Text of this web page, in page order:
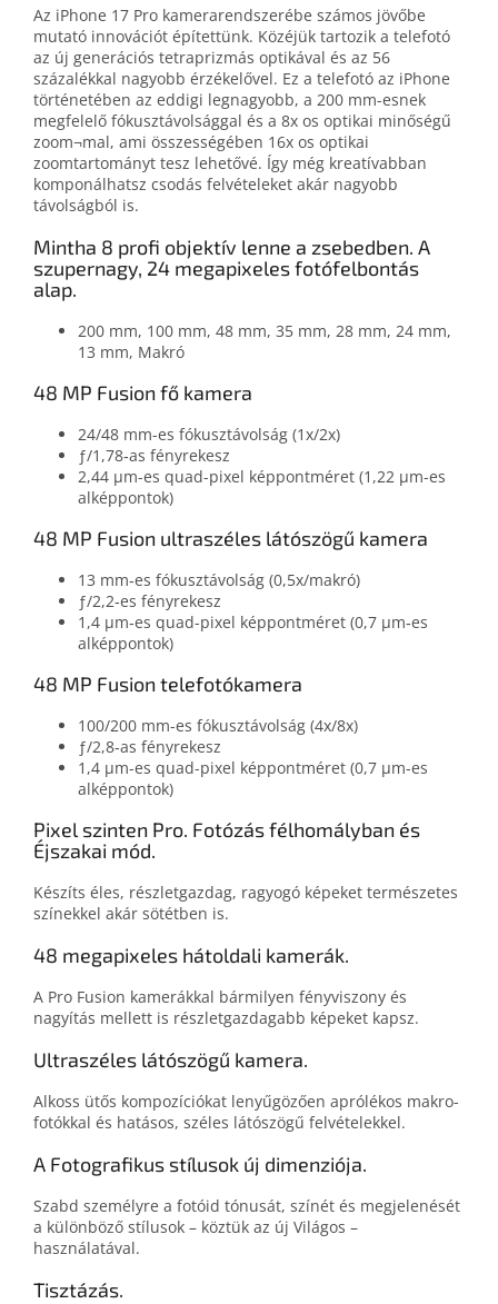
Az iPhone 17 Pro kamerarendszerébe számos jövőbe
mutató innovációt építettünk. Közéjük tartozik a telefotó
az új generációs tetraprizmás optikával és az 56
százalékkal nagyobb érzékelővel. Ez a telefotó az iPhone
történetében az eddigi legnagyobb, a 200 mm-esnek
megfelelő fókusztávolsággal és a 8x os optikai minőségű
zoom¬mal, ami összességében 16x os optikai
zoomtartományt tesz lehetővé. Így még kreatívabban
komponálhatsz csodás felvételeket akár nagyobb
távolságból is.
Mintha 8 profi objektív lenne a zsebedben. A
szupernagy, 24 megapixeles fotófelbontás
alap.
200 mm, 100 mm, 48 mm, 35 mm, 28 mm, 24 mm,
13 mm, Makró
48 MP Fusion fő kamera
24/48 mm-es fókusztávolság (1x/2x)
ƒ/1,78‑as fényrekesz
2,44 μm-es quad-pixel képpontméret (1,22 μm-es
alképpontok)
48 MP Fusion ultraszéles látószögű kamera
13 mm‑es fókusztávolság (0,5x/makró)
ƒ/2,2‑es fényrekesz
1,4 μm‑es quad-pixel képpontméret (0,7 μm‑es
alképpontok)
48 MP Fusion telefotókamera
100/200 mm-es fókusztávolság (4x/8x)
ƒ/2,8‑as fényrekesz
1,4 μm-es quad-pixel képpontméret (0,7 μm-es
alképpontok)
Pixel szinten Pro. Fotózás félhomályban és
Éjszakai mód.
Készíts éles, részlet­gazdag, ragyogó képeket természetes
színek­kel akár sötétben is.
48 megapixeles hátoldali kamerák.
A Pro Fusion kamerákkal bármilyen fény­viszony és
nagyítás mellett is részlet­gazdagabb képeket kapsz.
Ultraszéles látószögű kamera.
Alkoss ütős kompo­zíció­kat lenyűgö­zően aprólékos makro­
fotókkal és hatásos, széles látó­szögű felvételekkel.
A Fotografikus stílusok új dimenziója.
Szabd személyre a fotóid tó­nu­sát, színét és meg­jelenését
a külön­bö­ző stílusok – köztük az új Világos –
használatával.
Tisztázás.